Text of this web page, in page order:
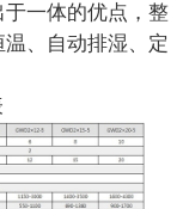
一体的优点，整
、自动排湿、定